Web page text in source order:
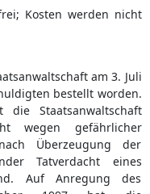
Kosten werden nicht
am 3. Juli
bestellt worden.
Staatsanwaltschaft
wegen gefährlicher
Überzeugung der
Tatverdacht eines
Auf Anregung des